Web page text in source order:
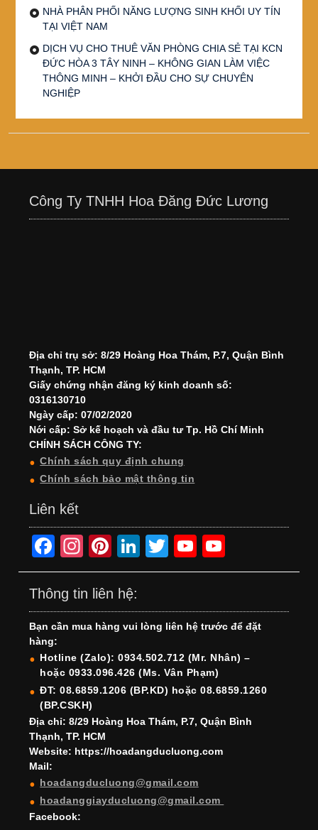
NHÀ PHÂN PHỐI NĂNG LƯỢNG SINH KHỐI UY TÍN
TẠI VIỆT NAM
DỊCH VỤ CHO THUÊ VĂN PHÒNG CHIA SẺ TẠI KCN
ĐỨC HÒA 3 TÂY NINH – KHÔNG GIAN LÀM VIỆC
THÔNG MINH – KHỞI ĐẦU CHO SỰ CHUYÊN
NGHIỆP
Công Ty TNHH Hoa Đăng Đức Lương
Địa chỉ trụ sở: 8/29 Hoàng Hoa Thám, P.7, Quận Bình
Thạnh, TP. HCM
Giấy chứng nhận đăng ký kinh doanh số:
0316130710
Ngày cấp: 07/02/2020
Nới cấp: Sở kế hoạch và đầu tư Tp. Hồ Chí Minh
CHÍNH SÁCH CÔNG TY:
Chính sách quy định chung
Chính sách bảo mật thông tin
Liên kết
F
a
c
e
b
o
o
k
In
st
a
gr
a
m
Pi
nt
er
e
st
Li
n
e
dI
n
T
wi
er
Y
o
T
u
b
e
o
T
u
b
e
h
Thông tin liên hệ:
Bạn cần mua hàng vui lòng liên hệ trước để đặt
hàng:
Hotline (Zalo): 0934.502.712 (Mr. Nhân) –
hoặc 0933.096.426 (Ms. Vân Phạm)
ĐT: 08.6859.1206 (BP.KD) hoặc 08.6859.1260
(BP.CSKH)
Địa chỉ: 8/29 Hoàng Hoa Thám, P.7, Quận Bình
Thạnh, TP. HCM
Website: https://hoadangducluong.com
Mail:
hoadangducluong@gmail.com
hoadanggiayducluong@gmail.com
Facebook: